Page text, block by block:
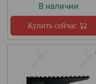
В наличии
Купить сейчас